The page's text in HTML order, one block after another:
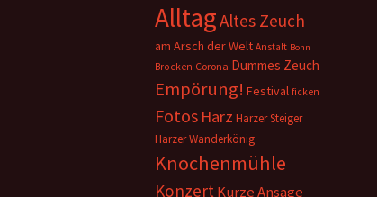
AlltagAltes Zeuch
am Arsch der Welt Anstalt Bonn
Brocken Corona Dummes Zeuch
Empörung! Festival ficken
Fotos Harz Harzer Steiger
Harzer Wanderkönig
Knochenmühle
KonzertKurze Ansage